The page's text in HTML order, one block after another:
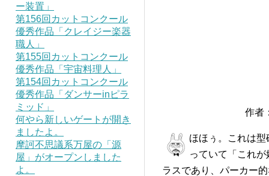
ー装置」
第156回カットコンクール
優秀作品「クレイジー楽器
職人」
第155回カットコンクール
優秀作品「宇宙料理人」
第154回カットコンクール
優秀作品「ダンサーinピラ
ミッド」
何やら新しいゲートが開き
ましたよ。
摩訶不思議系万屋の「源
屋」がオープンしました
よ。
作者
ほほぅ。これは
っていて「これ
ラスであり、パーカー